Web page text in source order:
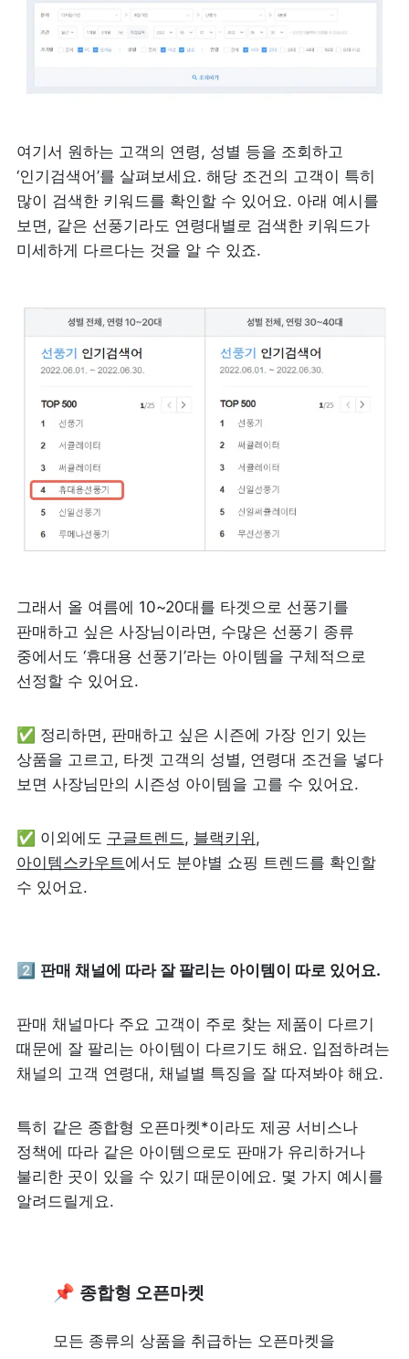
여기서 원하는 고객의 연령, 성별 등을 조회하고
‘인기검색어’를 살펴보세요. 해당 조건의 고객이 특히
많이 검색한 키워드를 확인할 수 있어요. 아래 예시를
보면, 같은 선풍기라도 연령대별로 검색한 키워드가
미세하게 다르다는 것을 알 수 있죠.
그래서 올 여름에 10~20대를 타겟으로 선풍기를
판매하고 싶은 사장님이라면, 수많은 선풍기 종류
중에서도 ‘휴대용 선풍기’라는 아이템을 구체적으로
선정할 수 있어요.
✅ 정리하면, 판매하고 싶은 시즌에 가장 인기 있는
상품을 고르고, 타겟 고객의 성별, 연령대 조건을 넣다
보면 사장님만의 시즌성 아이템을 고를 수 있어요.
✅ 이외에도 구글트렌드, 블랙키위
아이템스카우트 에서도 분야별 쇼핑 트렌드를 확인할
수 있어요.
2️⃣ 판매 채널에 따라 잘 팔리는 아이템이 따로 있어요.
판매 채널마다 주요 고객이 주로 찾는 제품이 다르기
때문에 잘 팔리는 아이템이 다르기도 해요. 입점하려는
채널의 고객 연령대, 채널별 특징을 잘 따져봐야 해요.
특히 같은 종합형 오픈마켓*이라도 제공 서비스나
정책에 따라 같은 아이템으로도 판매가 유리하거나
불리한 곳이 있을 수 있기 때문이에요. 몇 가지 예시를
알려드릴게요.
📌 종합형 오픈마켓
모든 종류의 상품을 취급하는 오픈마켓을